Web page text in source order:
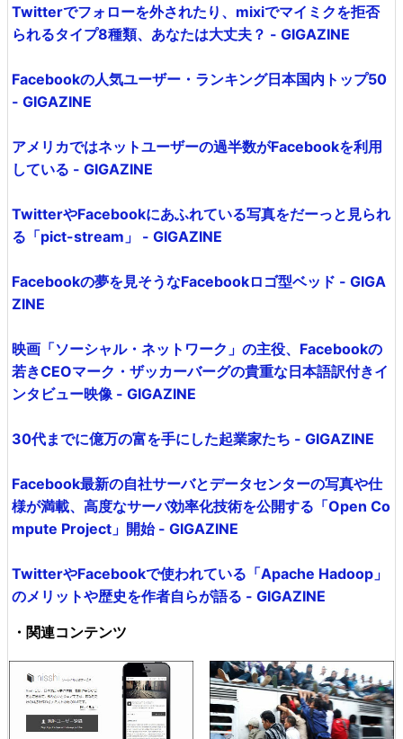
Twitterでフォローを外されたり、mixiでマイミクを拒否
られるタイプ8種類、あなたは大丈夫？ - GIGAZINE
Facebookの人気ユーザー・ランキング日本国内トップ50
- GIGAZINE
アメリカではネットユーザーの過半数がFacebookを利用
している - GIGAZINE
TwitterやFacebookにあふれている写真をだーっと見られ
る「pict-stream」 - GIGAZINE
Facebookの夢を見そうなFacebookロゴ型ベッド - GIGA
ZINE
映画「ソーシャル・ネットワーク」の主役、Facebookの
若きCEOマーク・ザッカーバーグの貴重な日本語訳付きイ
ンタビュー映像 - GIGAZINE
30代までに億万の富を手にした起業家たち - GIGAZINE
Facebook最新の自社サーバとデータセンターの写真や仕
様が満載、高度なサーバ効率化技術を公開する「Open Co
mpute Project」開始 - GIGAZINE
TwitterやFacebookで使われている「Apache Hadoop」
のメリットや歴史を作者自らが語る - GIGAZINE
・関連コンテンツ